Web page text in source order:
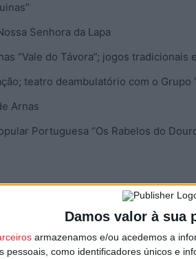
Damos valor à sua
armazenamos e/ou acedemos a
pessoais, como identificadores únicos e
Senhora da Lapa
“Vale do Távora”; jogos tradicionais
teatro deambulatório com o Grupo
Arnas
Portuguesa “Os Rabelos do
Diária – 96.8 FM ou emwww.968.fm.